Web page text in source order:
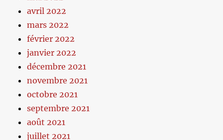
avril 2022
mars 2022
février 2022
janvier 2022
décembre 2021
novembre 2021
octobre 2021
septembre 2021
août 2021
juillet 2021